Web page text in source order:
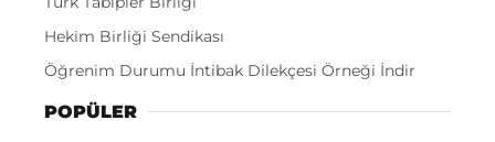
Hekim Birliği Sendikası
Öğrenim Durumu İntibak Dilekçesi Örneği İndir
POPÜLER